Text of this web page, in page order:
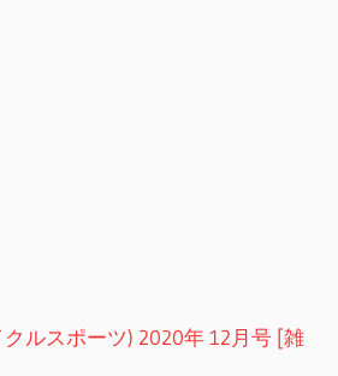
クルスポーツ) 2020年 12月号 [雑